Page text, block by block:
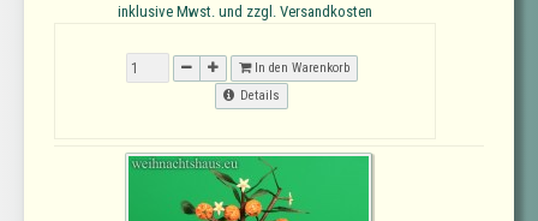
inklusive Mwst. und zzgl. Versandkosten
In den Warenkorb
Details